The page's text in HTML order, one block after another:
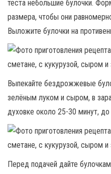
теста небольшие булочки.
размера, чтобы они
Выложите булочки на
Выпекайте бездрожжевые
зелёным луком и сыром, в
духовке около 25-30 минут, до
Перед подачей дайте